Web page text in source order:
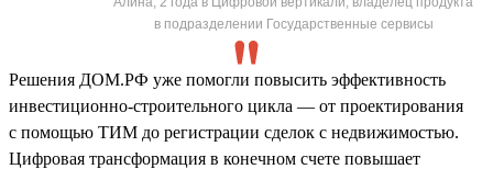
в подразделении Государственные сервисы
Решения ДОМ.РФ уже помогли повысить эффективность
инвестиционно-строительного цикла — от проектирования
с помощью ТИМ до регистрации сделок с недвижимостью.
Цифровая трансформация в конечном счете повышает